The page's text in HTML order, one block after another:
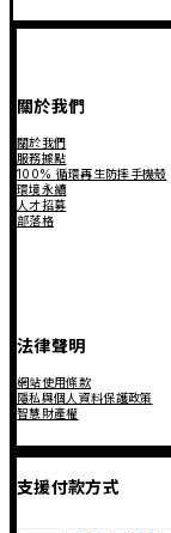
關於我們
關於我們
服務據點
100% 循環再生防摔手機殼
環境永續
人才招募
部落格
法律聲明
網站使用條款
隱私與個人資料保護政策
智慧財產權
支援付款方式